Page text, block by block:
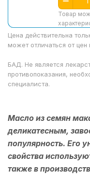
Товар
Цена действительна
может отличаться от
БАД. Не является
противопоказания,
специалиста.
Масло из семян
деликатесным,
популярность. Его
свойства
также в